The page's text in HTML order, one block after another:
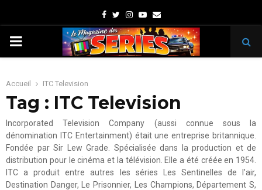
Facebook
TwitterInstagram
Youtube
Email
PRIMARY
Accueil ITC Television
Tag : ITC Television
Incorporated Television Company (aussi connue sous la
dénomination ITC Entertainment) était une entreprise britannique.
Fondée par Sir Lew Grade. Spécialisée dans la production et de
distribution pour le cinéma et la télévision. Elle a été créée en 1954.
ITC a produit entre autres les séries Les Sentinelles de l’air,
Destination Danger, Le Prisonnier, Les Champions, Département S,